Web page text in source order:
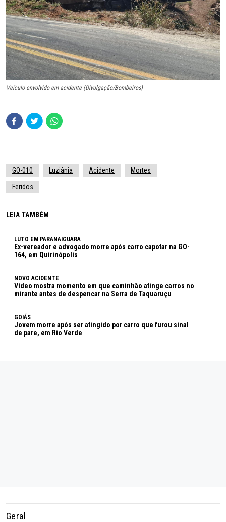
Veículo envolvido em acidente (Divulgação/Bombeiros)
GO-010 Luziânia Acidente Mortes
Feridos
LEIA TAMBÉM
LUTO EM PARANAIGUARA
Ex-vereador e advogado morre após carro capotar na GO-
164, em Quirinópolis
NOVO ACIDENTE
Vídeo mostra momento em que caminhão atinge carros no
mirante antes de despencar na Serra de Taquaruçu
GOIÁS
Jovem morre após ser atingido por carro que furou sinal
de pare, em Rio Verde
Geral